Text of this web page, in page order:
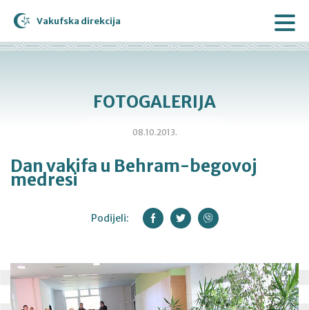
Vakufska direkcija
FOTOGALERIJA
08.10.2013.
Dan vakifa u Behram-begovoj
medresi
Podijeli: